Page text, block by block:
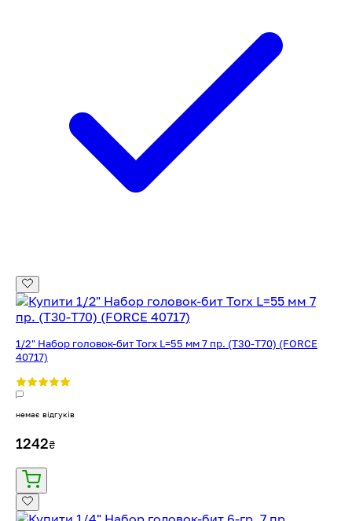
1/2" Набор головок-бит Torx L=55 мм 7 пр. (T30-T70) (FORCE
40717)
немає відгуків
1242₴